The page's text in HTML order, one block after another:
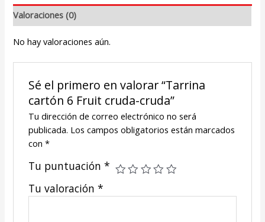
Valoraciones (0)
No hay valoraciones aún.
Sé el primero en valorar “Tarrina
cartón 6 Fruit cruda-cruda”
Tu dirección de correo electrónico no será
publicada. Los campos obligatorios están marcados
con *
Tu puntuación *
Tu valoración *